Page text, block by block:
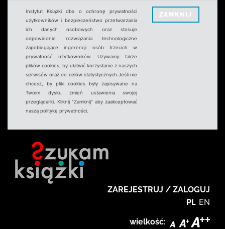
Instytut Książki dba o ochronę prywatności
użytkowników i bezpieczeństwo przetwarzania
ich danych osobowych oraz stosuje
odpowiednie rozwiązania technologiczne
zapobiegające ingerencji osób trzecich w
prywatność użytkowników. Używamy także
plików cookies, by ułatwić korzystanie z naszych
serwisów oraz do celów statystycznych.Jeśli nie
chcesz, by pliki cookies były zapisywane na
Twoim dysku zmień ustawienia swojej
przeglądarki. Kliknij "Zamknij" aby zaakceptować
naszą politykę prywatności.
ZAMKNIJ
ZAREJESTRUJ / ZALOGUJ
PL EN
wielkość: